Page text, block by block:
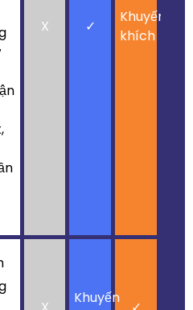
X ✓
Khuyến
khích
Khuyến